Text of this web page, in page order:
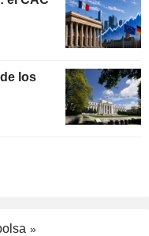
los